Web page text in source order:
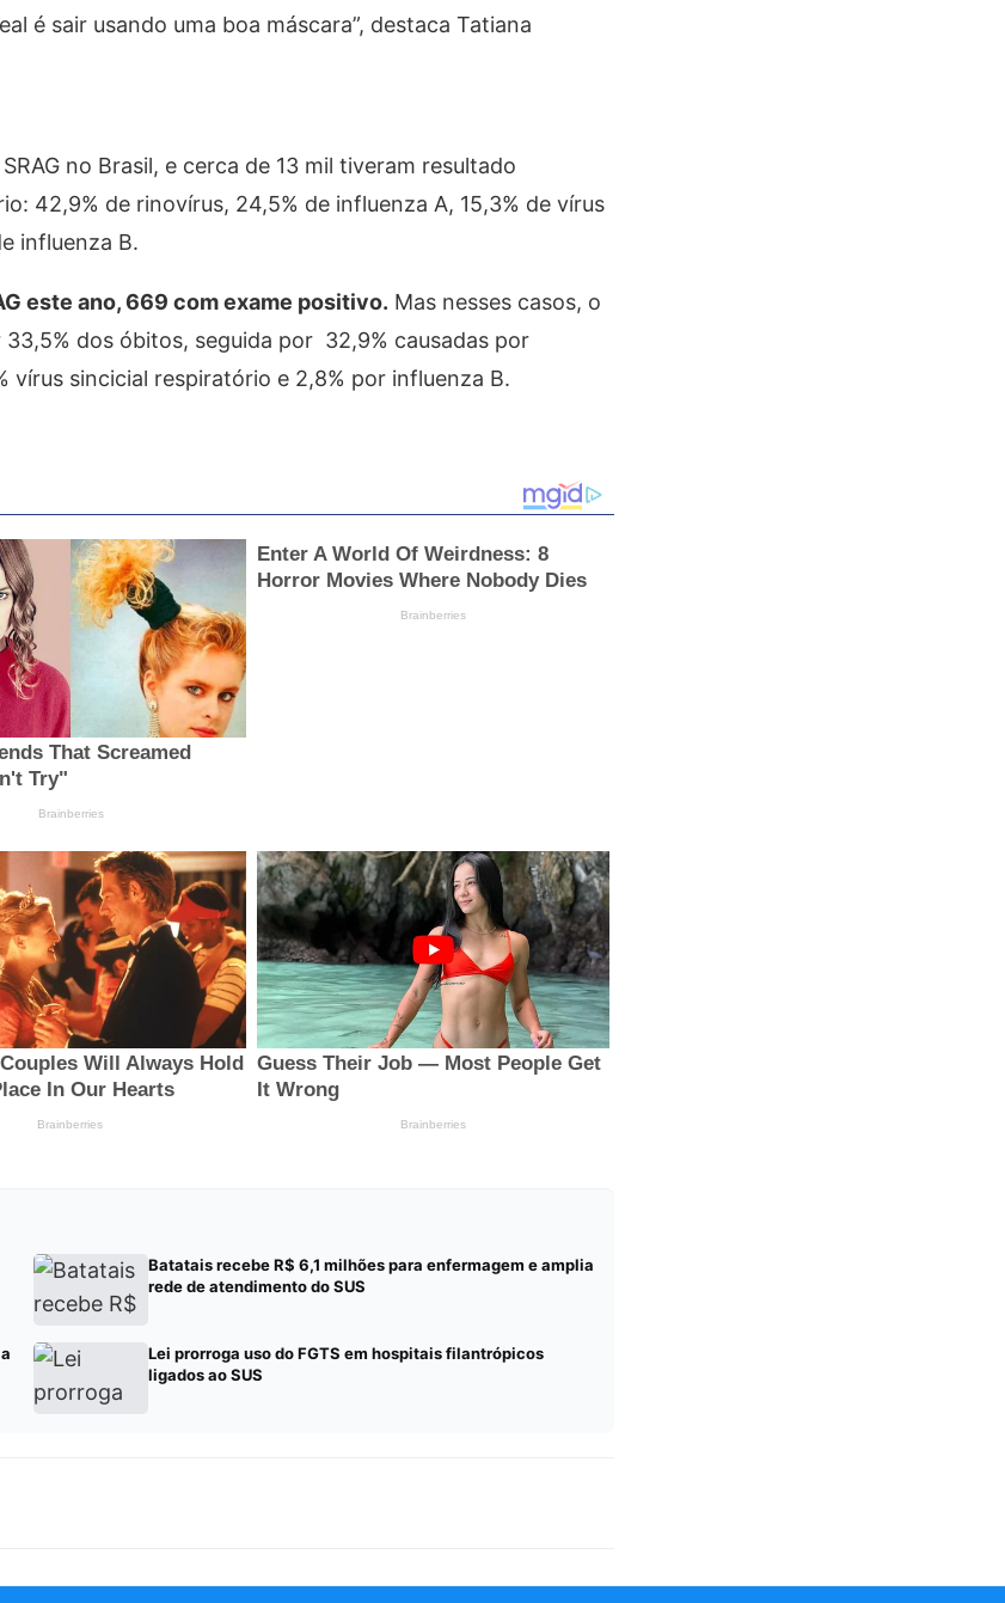
é sair usando uma boa máscara”, destaca Tatiana
no Brasil, e cerca de 13 mil tiveram resultado
42,9% de rinovírus, 24,5% de influenza A, 15,3% de vírus
influenza B.
este ano, 669 com exame positivo. Mas nesses casos, o
dos óbitos, seguida por 32,9% causadas por
vírus sincicial respiratório e 2,8% por influenza B.
Batatais recebe R$ 6,1 milhões para enfermagem e amplia
rede de atendimento do SUS
Lei prorroga uso do FGTS em hospitais filantrópicos
ligados ao SUS